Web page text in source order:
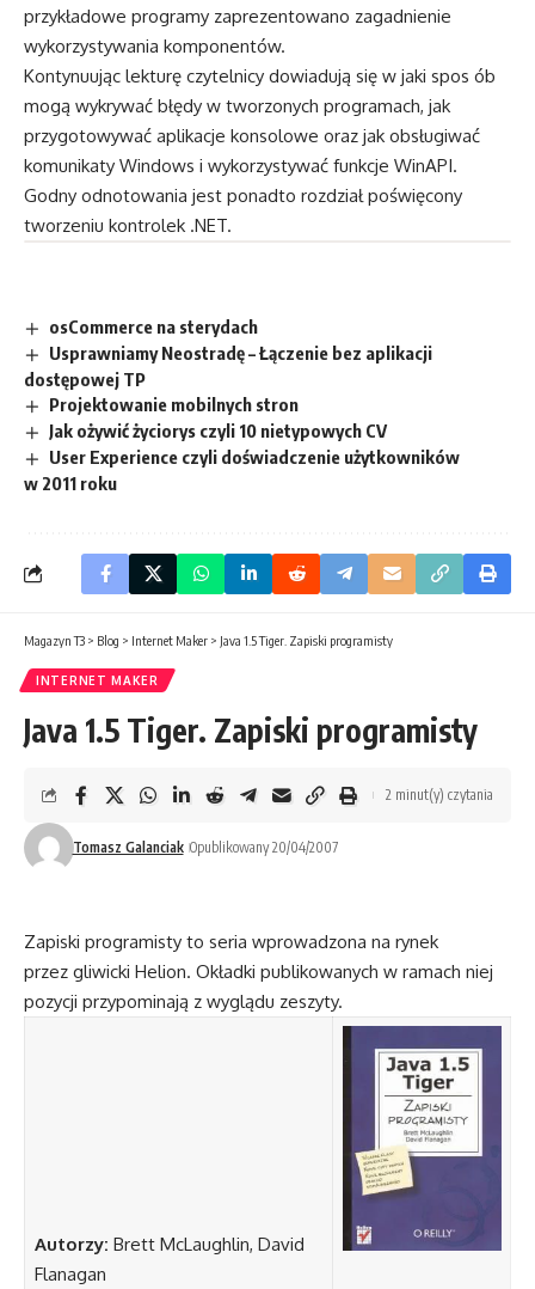
przykładowe programy zaprezentowano zagadnienie
wykorzystywania komponentów.
Kontynuując lekturę czytelnicy dowiadują się w jaki spos ób
mogą wykrywać błędy w tworzonych programach, jak
przygotowywać aplikacje konsolowe oraz jak obsługiwać
komunikaty Windows i wykorzystywać funkcje WinAPI.
Godny odnotowania jest ponadto rozdział poświęcony
tworzeniu kontrolek .NET.
osCommerce na sterydach
Usprawniamy Neostradę – Łączenie bez aplikacji
dostępowej TP
Projektowanie mobilnych stron
Jak ożywić życiorys czyli 10 nietypowych CV
User Experience czyli doświadczenie użytkowników
w 2011 roku
Magazyn T3 > Blog > Internet Maker > Java 1.5 Tiger. Zapiski programisty
INTERNET MAKER
Java 1.5 Tiger. Zapiski programisty
Tomasz Galanciak Opublikowany 20/04/2007
2 minut(y) czytania
Zapiski programisty to seria wprowadzona na rynek
przez gliwicki Helion. Okładki publikowanych w ramach niej
pozycji przypominają z wyglądu zeszyty.
Autorzy: Brett McLaughlin, David
Flanagan